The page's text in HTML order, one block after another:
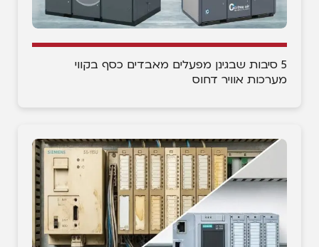
5 סיבות שבגינן מפעלים מאבדים כסף בקווי
מערכות אוויר דחוס